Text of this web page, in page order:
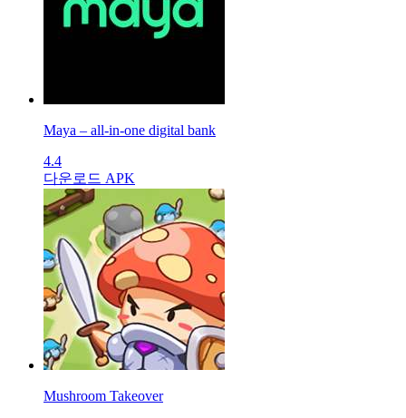
Maya – all-in-one digital bank
4.4
다운로드 APK
Mushroom Takeover